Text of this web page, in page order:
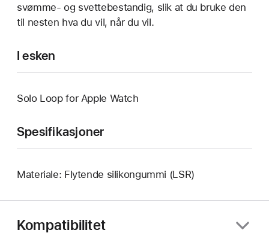
svømme- og svettebestandig, slik at du bruke den
til nesten hva du vil, når du vil.
I esken
Solo Loop for Apple Watch
Spesifikasjoner
Materiale: Flytende silikongummi (LSR)
Kompatibilitet